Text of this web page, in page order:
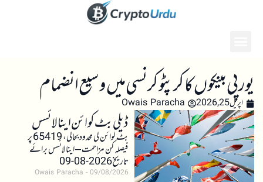
یورپی بینکوں کا کرپٹو کرنسی میں وسیع انضمام
اپریل 25, 2026 Owais Paracha
ڈیلی بٹ کوائن اینالائسس
بٹ کوائن کی محدود بحالی، 65419 پر
فیصلہ کن مزاحمت – اینالائسس برائے
تاریخ 2026-08-09
Owais Paracha 09/08/2026